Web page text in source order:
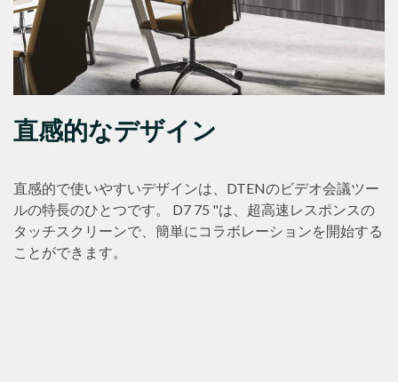
直感的なデザイン
直感的で使いやすいデザインは、DTENのビデオ会議ツー
ルの特長のひとつです。 D7 75 "は、超高速レスポンスの
タッチスクリーンで、簡単にコラボレーションを開始する
ことができます。